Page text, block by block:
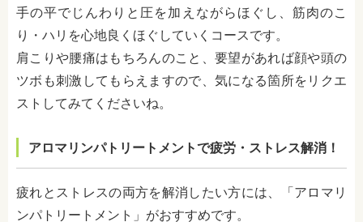
手の平でじんわりと圧を加えながらほぐし、筋肉のこ
り・ハリを心地良くほぐしていくコースです。
肩こりや腰痛はもちろんのこと、要望があれば顔や頭の
ツボも刺激してもらえますので、気になる箇所をリクエ
ストしてみてくださいね。
アロマリンパトリートメントで疲労・ストレス解消！
疲れとストレスの両方を解消したい方には、「アロマリ
ンパトリートメント」がおすすめです。